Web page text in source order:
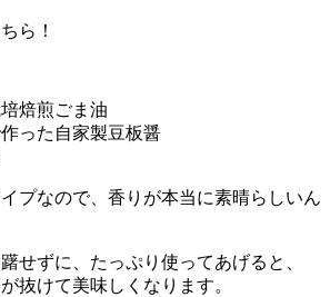
ら！
焙煎ごま油
った自家製豆板醤
プなので、香りが本当に素晴らしいん
せずに、たっぷり使ってあげると、
抜けて美味しくなります。